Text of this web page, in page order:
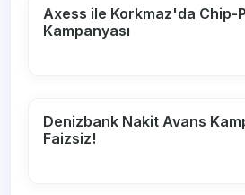
Axess ile Korkmaz'da Chip-
Kampanyası
Denizbank Nakit Avans
Faizsiz!